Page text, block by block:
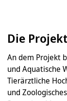
Die
An dem Projekt
und Aquatische
Tierärztliche
und